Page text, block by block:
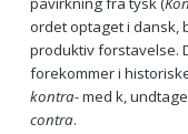
ordet optaget i dansk,
produktiv forstavelse.
forekommer i
kontra-med k,
contra.